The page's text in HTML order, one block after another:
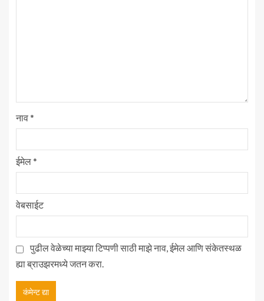
नाव*
ईमेल*
वेबसाईट
पुढील वेळेच्या माझ्या टिप्पणी साठी माझे नाव, ईमेल आणि संकेतस्थळ
ह्या ब्राउझरमध्ये जतन करा.